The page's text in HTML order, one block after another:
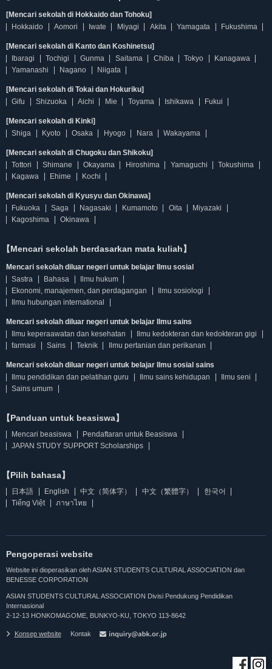
[Mencari sekolah di Hokkaido dan Tohoku]
Hokkaido
Aomori Iwate Miyagi Akita Yamagata Fukushima
[Mencari sekolah di Kanto dan Koshinetsu]
Ibaragi
Tochigi Gunma Saitama Chiba Tokyo
Kanagawa
Yamanashi
Nagano Niigata
[Mencari sekolah di Tokai dan Hokuriku]
Gifu
Shizuoka Aichi Mie Toyama Ishikawa Fukui
[Mencari sekolah di Kinki]
Shiga
Kyoto Osaka Hyogo Nara Wakayama
[Mencari sekolah di Chugoku dan Shikoku]
Tottori
Shimane Okayama Hiroshima Yamaguchi
Tokushima
Kagawa
Ehime Kochi
[Mencari sekolah di Kyusyu dan Okinawa]
Fukuoka
Saga Nagasaki Kumamoto Oita
Miyazaki
Kagoshima
Okinawa
【Mencari sekolah berdasarkan mata kuliah】
Mencari sekolah diluar negeri untuk belajar Ilmu sosial
Sastra
Bahasa
Ilmu hukum
Ekonomi, manajemen, dan perdagangan
Ilmu sosiologi
Ilmu hubungan international
Mencari sekolah diluar negeri untuk belajar Ilmu sains
Ilmu keperaawatan dan kesehatan
Ilmu kedokteran dan kedokteran gigi
farmasi
Sains Teknik Ilmu pertanian dan perikanan
Mencari sekolah diluar negeri untuk belajar Ilmu sosial sains
Ilmu pendidikan dan pelatihan guru
Ilmu sains kehidupan
Ilmu seni
Sains umum
【Panduan untuk beasiswa】
Mencari beasiswa
Pendaftaran untuk Beasiswa
JAPAN STUDY SUPPORT Scholarships
【Pilih bahasa】
日本語 English 中文（简体字） 中文（繁體字）
한국어
Tiếng Việt
ภาษาไทย
Pengoperasi website
Website ini dioperasikan oleh ASIAN STUDENTS CULTURAL ASSOCIATION dan
BENESSE CORPORATION
ASIAN STUDENTS CULTURAL ASSOCIATION Divisi Pendukung Pendidikan
Internasional
2-12-13 HONKOMAGOME, BUNKYO-KU, TOKYO 113-8642
Konsep website Kontak